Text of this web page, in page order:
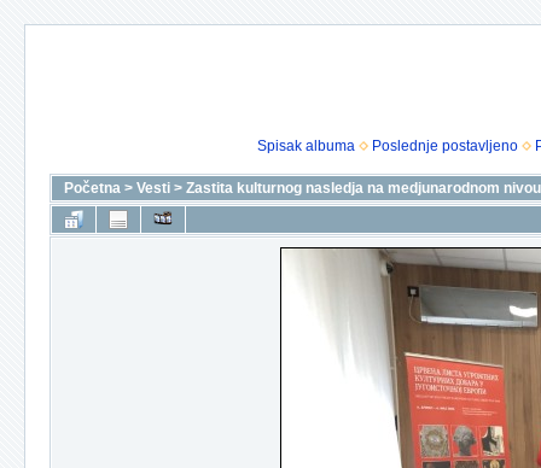
Spisak albuma Poslednje postavljeno
Početna > Vesti > Zastita kulturnog nasledja na medjunarodnom